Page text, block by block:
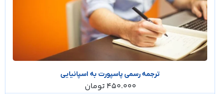
ترجمه رسمی پاسپورت به اسپانیایی
450.000 تومان